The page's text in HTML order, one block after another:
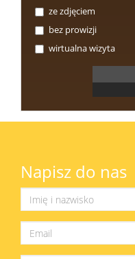
ze zdjęciem
bez prowizji
wirtualna wizyta
Napisz do nas